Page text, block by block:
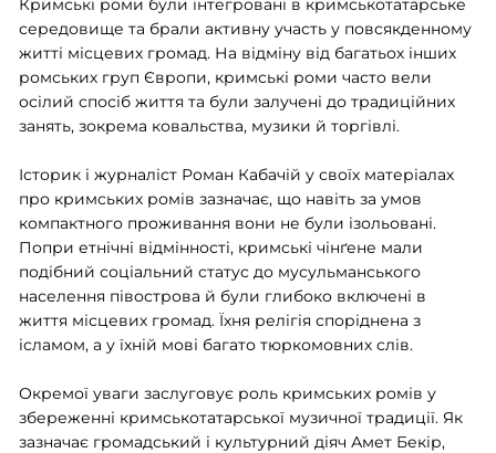
середовище та брали активну участь у повсякденному
житті місцевих громад. На відміну від багатьох інших
ромських груп Європи, кримські роми часто вели
осілий спосіб життя та були залучені до традиційних
занять, зокрема ковальства, музики й торгівлі.
Історик і журналіст Роман Кабачій у своїх матеріалах
про кримських ромів зазначає, що навіть за умов
компактного проживання вони не були ізольовані.
Попри етнічні відмінності, кримські чінґене мали
подібний соціальний статус до мусульманського
населення півострова й були глибоко включені в
життя місцевих громад. Їхня релігія споріднена з
ісламом, а у їхній мові багато тюркомовних слів.
Окремої уваги заслуговує роль кримських ромів у
збереженні кримськотатарської музичної традиції. Як
зазначає громадський і культурний діяч Амет Бекір,